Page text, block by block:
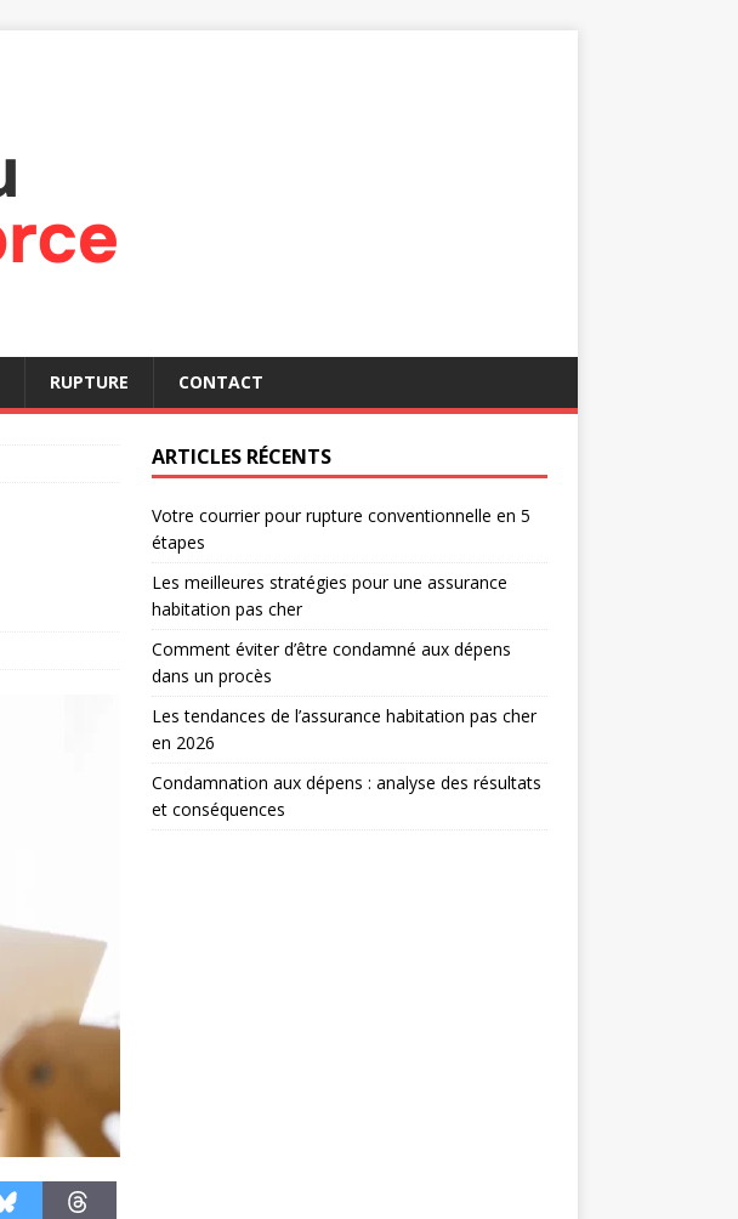
RUPTURE CONTACT
ARTICLES RÉCENTS
Votre courrier pour rupture conventionnelle en 5
étapes
Les meilleures stratégies pour une assurance
habitation pas cher
Comment éviter d’être condamné aux dépens
dans un procès
Les tendances de l’assurance habitation pas cher
en 2026
Condamnation aux dépens : analyse des résultats
et conséquences